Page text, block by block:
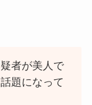
者が美人で
題になって